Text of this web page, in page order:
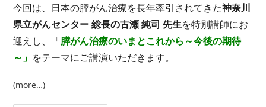
今回は、日本の膵がん治療を長年牽引されてきた神奈川
県立がんセンター 総長の古瀬 純司 先生を特別講師にお
迎えし、「膵がん治療のいまとこれから～今後の期待
～」 をテーマにご講演いただきます。
(more…)